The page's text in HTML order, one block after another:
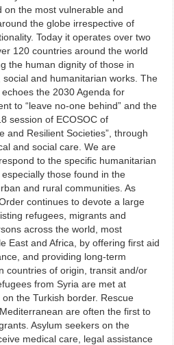
on the most vulnerable and
the globe irrespective of
Today it operates over two
120 countries around the world
the human dignity of those in
and humanitarian works. The
the 2030 Agenda for
to “leave no-one behind” and the
session of ECOSOC of
and Resilient Societies”, through
and social care. We are
to the specific humanitarian
those found in the
and rural communities. As
continues to devote a large
refugees, migrants and
across the world, most
East and Africa, by offering first aid
and providing long-term
countries of origin, transit and/or
from Syria are met at
the Turkish border. Rescue
are often the first to
Asylum seekers on the
medical care, legal assistance